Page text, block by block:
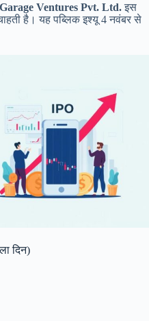
Ventures Pvt. Ltd.इस
है। यह पब्लिक इश्यू 4 नवंबर से
दिन)